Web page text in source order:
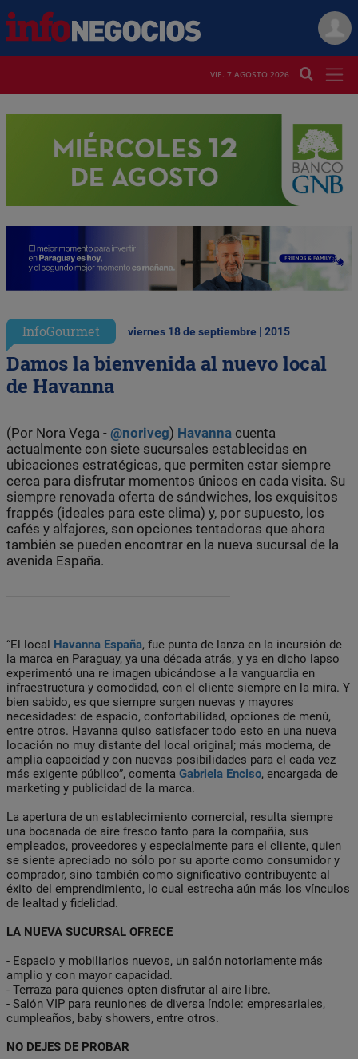
VIE. 7 AGOSTO 2026
InfoGourmet viernes 18 de septiembre | 2015
Damos la bienvenida al nuevo local
de Havanna
(Por Nora Vega - @noriveg) Havanna cuenta
actualmente con siete sucursales establecidas en
ubicaciones estratégicas, que permiten estar siempre
cerca para disfrutar momentos únicos en cada visita. Su
siempre renovada oferta de sándwiches, los exquisitos
frappés (ideales para este clima) y, por supuesto, los
cafés y alfajores, son opciones tentadoras que ahora
también se pueden encontrar en la nueva sucursal de la
avenida España.
“El local Havanna España, fue punta de lanza en la incursión de
la marca en Paraguay, ya una década atrás, y ya en dicho lapso
experimentó una re imagen ubicándose a la vanguardia en
infraestructura y comodidad, con el cliente siempre en la mira. Y
bien sabido, es que siempre surgen nuevas y mayores
necesidades: de espacio, confortabilidad, opciones de menú,
entre otros. Havanna quiso satisfacer todo esto en una nueva
locación no muy distante del local original; más moderna, de
amplia capacidad y con nuevas posibilidades para el cada vez
más exigente público”, comenta Gabriela Enciso, encargada de
marketing y publicidad de la marca.
La apertura de un establecimiento comercial, resulta siempre
una bocanada de aire fresco tanto para la compañía, sus
empleados, proveedores y especialmente para el cliente, quien
se siente apreciado no sólo por su aporte como consumidor y
comprador, sino también como significativo contribuyente al
éxito del emprendimiento, lo cual estrecha aún más los vínculos
de lealtad y fidelidad.
LA NUEVA SUCURSAL OFRECE
- Espacio y mobiliarios nuevos, un salón notoriamente más
amplio y con mayor capacidad.
- Terraza para quienes opten disfrutar al aire libre.
- Salón VIP para reuniones de diversa índole: empresariales,
cumpleaños, baby showers, entre otros.
NO DEJES DE PROBAR